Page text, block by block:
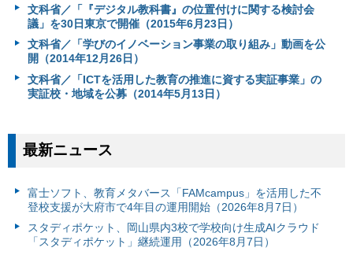
文科省／「『デジタル教科書』の位置付けに関する検討会
議」を30日東京で開催（2015年6月23日）
文科省／「学びのイノベーション事業の取り組み」動画を公
開（2014年12月26日）
文科省／「ICTを活用した教育の推進に資する実証事業」の
実証校・地域を公募（2014年5月13日）
最新ニュース
富⼠ソフト、教育メタバース「FAMcampus」を活用した不
登校支援が大府市で4年目の運用開始（2026年8月7日）
スタディポケット、岡山県内3校で学校向け生成AIクラウド
「スタディポケット」継続運用（2026年8月7日）